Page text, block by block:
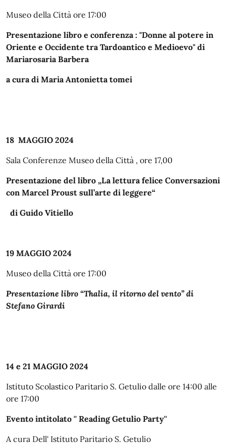
Museo della Città ore 17:00
Presentazione libro e conferenza : "Donne al potere in
Oriente e Occidente tra Tardoantico e Medioevo" di
Mariarosaria Barbera
a cura di Maria Antonietta tomei
18 MAGGIO 2024
Sala Conferenze Museo della Città , ore 17,00
Presentazione del libro „La lettura felice Conversazioni
con Marcel Proust sull’arte di leggere“
di Guido Vitiello
19 MAGGIO 2024
Museo della Città ore 17:00
Presentazione libro “Thalia, il ritorno del vento” di
Stefano Girardi
14 e 21 MAGGIO 2024
Istituto Scolastico Paritario S. Getulio dalle ore 14:00 alle
ore 17:00
Evento intitolato '' Reading Getulio Party''
A cura Dell' Istituto Paritario S. Getulio